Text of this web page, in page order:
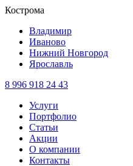
Кострома
Владимир
Иваново
Нижний Новгород
Ярославль
8 996 918 24 43
Услуги
Портфолио
Статьи
Акции
О компании
Контакты